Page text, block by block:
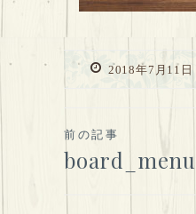
2018年7月11日
投
稿
前の記事